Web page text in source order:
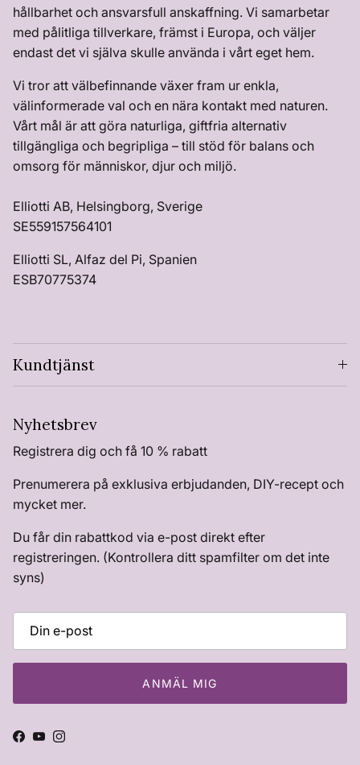
hållbarhet och ansvarsfull anskaffning. Vi samarbetar
med pålitliga tillverkare, främst i Europa, och väljer
endast det vi själva skulle använda i vårt eget hem.
Vi tror att välbefinnande växer fram ur enkla,
välinformerade val och en nära kontakt med naturen.
Vårt mål är att göra naturliga, giftfria alternativ
tillgängliga och begripliga – till stöd för balans och
omsorg för människor, djur och miljö.
Elliotti AB, Helsingborg, Sverige
SE559157564101
Elliotti SL, Alfaz del Pi, Spanien
ESB70775374
Kundtjänst
Nyhetsbrev
Registrera dig och få 10 % rabatt
Prenumerera på exklusiva erbjudanden, DIY-recept och
mycket mer.
Du får din rabattkod via e-post direkt efter
registreringen. (Kontrollera ditt spamfilter om det inte
syns)
ANMÄL MIG
Facebook
YouTube
Instagram